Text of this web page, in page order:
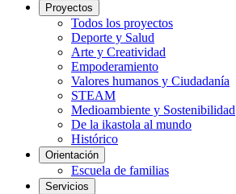
Proyectos
Todos los proyectos
Deporte y Salud
Arte y Creatividad
Empoderamiento
Valores humanos y Ciudadanía
STEAM
Medioambiente y Sostenibilidad
De la ikastola al mundo
Histórico
Orientación
Escuela de familias
Servicios